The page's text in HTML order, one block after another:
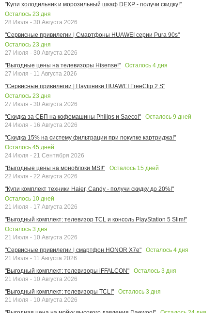
"Купи холодильник и морозильный шкаф DEXP - получи скидку!"
Осталось 23 дня
28 Июля - 30 Августа 2026
"Сервисные привилегии | Смартфоны HUAWEI серии Pura 90s"
Осталось 23 дня
27 Июля - 30 Августа 2026
"Выгодные цены на телевизоры Hisense!"
Осталось 4 дня
27 Июля - 11 Августа 2026
"Сервисные привилегии | Наушники HUAWEI FreeClip 2 S"
Осталось 23 дня
27 Июля - 30 Августа 2026
"Скидка за СБП на кофемашины Philips и Saeco!"
Осталось 9 дней
24 Июля - 16 Августа 2026
"Скидка 15% на систему фильтрации при покупке картриджа!"
Осталось 45 дней
24 Июля - 21 Сентября 2026
"Выгодные цены на моноблоки MSI!"
Осталось 15 дней
22 Июля - 22 Августа 2026
"Купи комплект техники Haier, Candy - получи скидку до 20%!"
Осталось 10 дней
21 Июля - 17 Августа 2026
"Выгодный комплект: телевизор TCL и консоль PlayStation 5 Slim!"
Осталось 3 дня
21 Июля - 10 Августа 2026
"Сервисные привилегии | смартфон HONOR X7e"
Осталось 4 дня
21 Июля - 11 Августа 2026
"Выгодный комплект: телевизоры iFFALCON"
Осталось 3 дня
21 Июля - 10 Августа 2026
"Выгодный комплект: телевизоры TCL!"
Осталось 3 дня
21 Июля - 10 Августа 2026